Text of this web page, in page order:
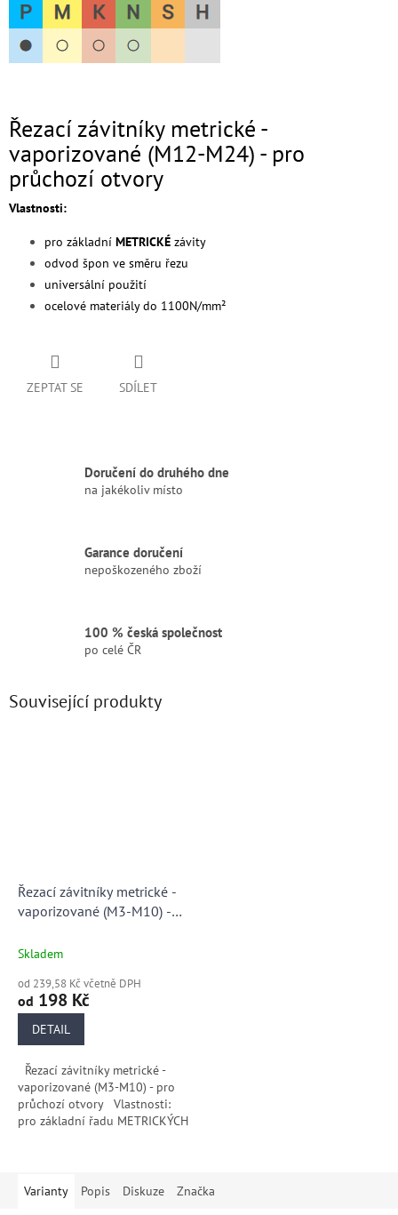
Řezací závitníky metrické -
vaporizované (M12-M24) - pro
průchozí otvory
Vlastnosti:
pro základní METRICKÉ závity
odvod špon ve směru řezu
universální použití
ocelové materiály do 1100N/mm²
ZEPTAT SE SDÍLET
Doručení do druhého dne
na jakékoliv místo
Garance doručení
nepoškozeného zboží
100 % česká společnost
po celé ČR
Související produkty
Řezací závitníky metrické -
vaporizované (M3-M10) -
Skladem
od 239,58 Kč včetně DPH
od 198 Kč
DETAIL
Řezací závitníky metrické -
vaporizované (M3-M10) - pro
průchozí otvory Vlastnosti:
pro základní řadu METRICKÝCH
Varianty Popis Diskuze Značka